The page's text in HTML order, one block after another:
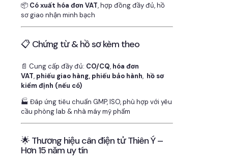
📦 Có xuất hóa đơn VAT, hợp đồng đầy đủ, hồ
sơ giao nhận minh bạch
📋 Chứng từ & hồ sơ kèm theo
📄 Cung cấp đầy đủ: CO/CQ, hóa đơn
VAT, phiếu giao hàng, phiếu bảo hành, hồ sơ
kiểm định (nếu có)
🏭 Đáp ứng tiêu chuẩn GMP, ISO, phù hợp với yêu
cầu phòng lab & nhà máy mỹ phẩm
🌟 Thương hiệu cân điện tử Thiên Ý –
Hơn 15 năm uy tín